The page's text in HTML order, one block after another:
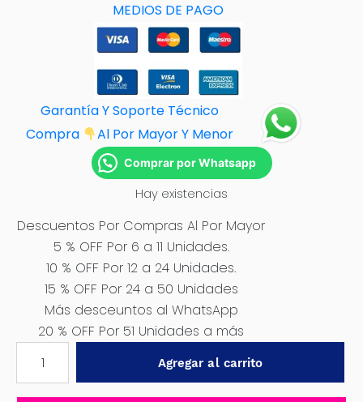
MEDIOS DE PAGO
Garantía Y Soporte Técnico
Compra
Al Por Mayor Y Menor
Comprar por Whatsapp
Hay existencias
Descuentos Por Compras Al Por Mayor
5 % OFF Por 6 a 11 Unidades.
10 % OFF Por 12 a 24 Unidades.
15 % OFF Por 24 a 50 Unidades
Más desceuntos al WhatsApp
20 % OFF Por 51 Unidades a más
PROTECCIÓN
Agregar al carrito